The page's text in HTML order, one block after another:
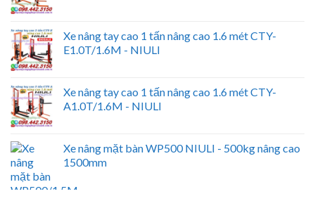
Xe nâng tay cao 1 tấn nâng cao 1.6 mét CTY-
E1.0T/1.6M - NIULI
Xe nâng tay cao 1 tấn nâng cao 1.6 mét CTY-
A1.0T/1.6M - NIULI
Xe nâng mặt bàn WP500 NIULI - 500kg nâng cao
1500mm